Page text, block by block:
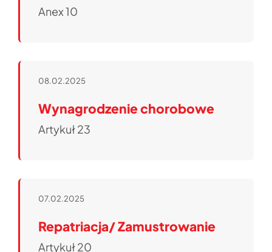
Anex 10
08.02.2025
Wynagrodzenie chorobowe
Artykuł 23
07.02.2025
Repatriacja/ Zamustrowanie
Artykuł 20